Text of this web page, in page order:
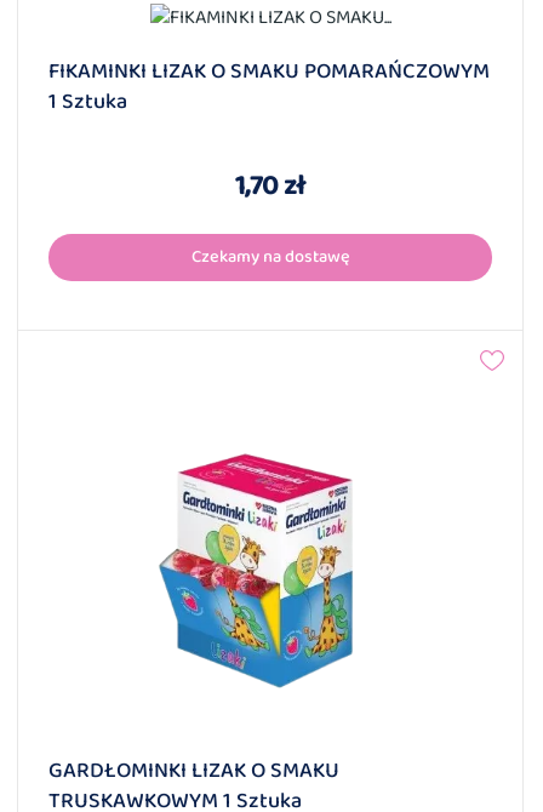
FIKAMINKI LIZAK O SMAKU POMARAŃCZOWYM
1 Sztuka
1,70 zł
Czekamy na dostawę
GARDŁOMINKI LIZAK O SMAKU
TRUSKAWKOWYM 1 Sztuka